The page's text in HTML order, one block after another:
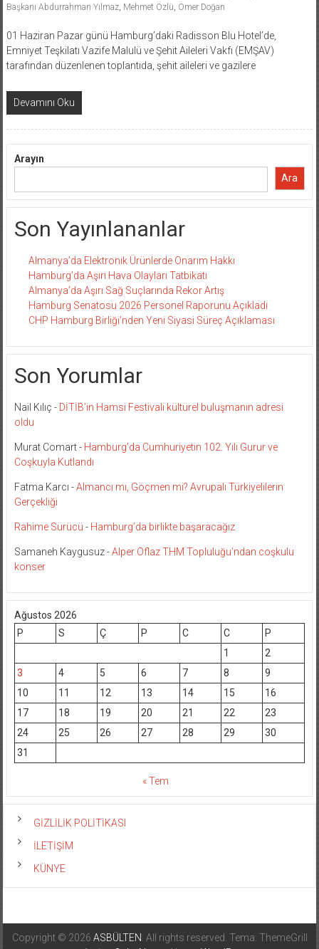
Başkanı Abdurrahman Yılmaz, Mehmet Özlü Ömer Doğan
01 Haziran Pazar günü Hamburg’daki Radisson Blu Hotel’de,
Emniyet Teşkilatı Vazife Malulü ve Şehit Aileleri Vakfı (EMŞAV)
tarafından düzenlenen toplantıda, şehit aileleri ve gazilere
Devamını Oku
Arayın
Ara
Son Yayınlananlar
Almanya’da Elektronik Ürünlerde Onarım Hakkı
Hamburg’da Aşırı Hava Olayları Tatbikatı
Almanya’da Aşırı Sağ Suçlarında Rekor Artış
Hamburg Senatosu 2026 Personel Raporunu Açıkladı
CHP Hamburg Birliği’nden Yeni Siyasi Süreç Açıklaması
Son Yorumlar
Nail Kılıç - DİTİB’in Hamsi Festivali kültürel buluşmanın adresi
oldu
Murat Comart- Hamburg’da Cumhuriyetin 102. Yılı Gurur ve
Coşkuyla Kutlandı
Fatma Karcı -Almancı mı, Göçmen mi? Avrupalı Türkiyelilerin
Gerçekliği
Rahime Sürücü - Hamburg’da birlikte başaracağız
Samaneh Kaygusuz-Alper Oflaz THM Topluluğu’ndan coşkulu
konser
Ağustos 2026
P
S Ç P C C
P
1
2
3
4 5 6 7 8
9
10
11 12 13 14 15
16
17
18 19 20 21 22
23
24
25 26 27 28 29
30
31
« Tem
GİZLİLİK POLİTİKASI
İLETİŞİM
KÜNYE
Copyright © 2026 ASBÜLTEN . All rights reserved. Tema: ThemeGrill